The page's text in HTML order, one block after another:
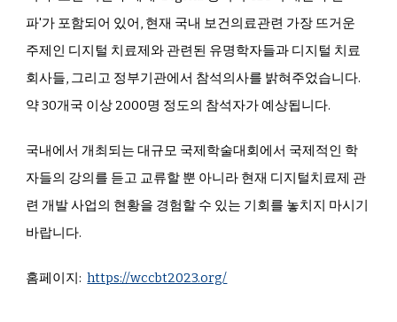
파'가 포함되어 있어, 현재 국내 보건의료관련 가장 뜨거운
주제인 디지털 치료제와 관련된 유명학자들과 디지털 치료
회사들, 그리고 정부기관에서 참석의사를 밝혀주었습니다.
약 30개국 이상 2000명 정도의 참석자가 예상됩니다.
국내에서 개최되는 대규모 국제학술대회에서 국제적인 학
자들의 강의를 듣고 교류할 뿐 아니라 현재 디지털치료제 관
련 개발 사업의 현황을 경험할 수 있는 기회를 놓치지 마시기
바랍니다.
홈페이지:https://wccbt2023.org/